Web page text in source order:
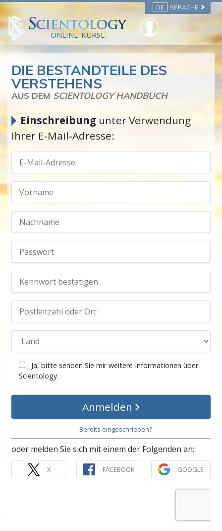
DE SPRACHE
ONLINE-KURSE
DIE BESTANDTEILE DES
VERSTEHENS
AUS DEM SCIENTOLOGY HANDBUCH
Einschreibung unter Verwendung
Ihrer E‑Mail‑Adresse:
Ja, bitte senden Sie mir weitere Informationen über
Scientology.
Anmelden
Bereits eingeschrieben?
oder melden Sie sich mit einem der Folgenden an:
X FACEBOOK GOOGLE